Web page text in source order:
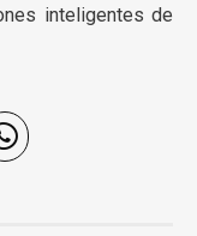
inteligentes de